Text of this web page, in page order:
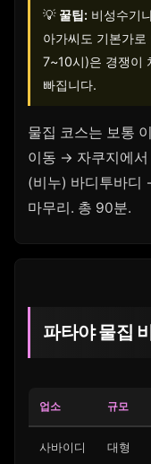
💡 꿀팁: 비성수기
아가씨도 기본가
7~10시)은 경쟁이
빠집니다.
물집 코스는 보통
이동 → 자쿠지에
(비누) 바디투바디
마무리. 총 90분.
파타야 물집
업소 규모
사바이디 대형